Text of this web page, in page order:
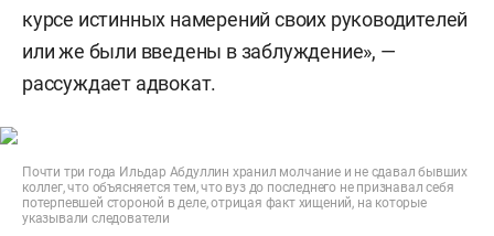
курсе истинных намерений своих руководителей
или же были введены в заблуждение», —
рассуждает адвокат.
Почти три года Ильдар Абдуллин хранил молчание и не сдавал бывших
коллег, что объясняется тем, что вуз до последнего не признавал себя
потерпевшей стороной в деле, отрицая факт хищений, на которые
указывали следователи